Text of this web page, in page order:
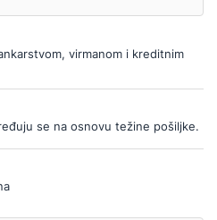
virmanom i kreditnim
se na osnovu težine pošiljke.